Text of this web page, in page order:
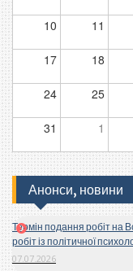
10 11
17 18
24 25
31 1
Анонси, новини
Термін подання робіт на
робіт із політичної
07.07.2026